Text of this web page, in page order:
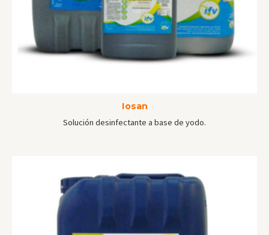
Iosan
Solución desinfectante a base de yodo.